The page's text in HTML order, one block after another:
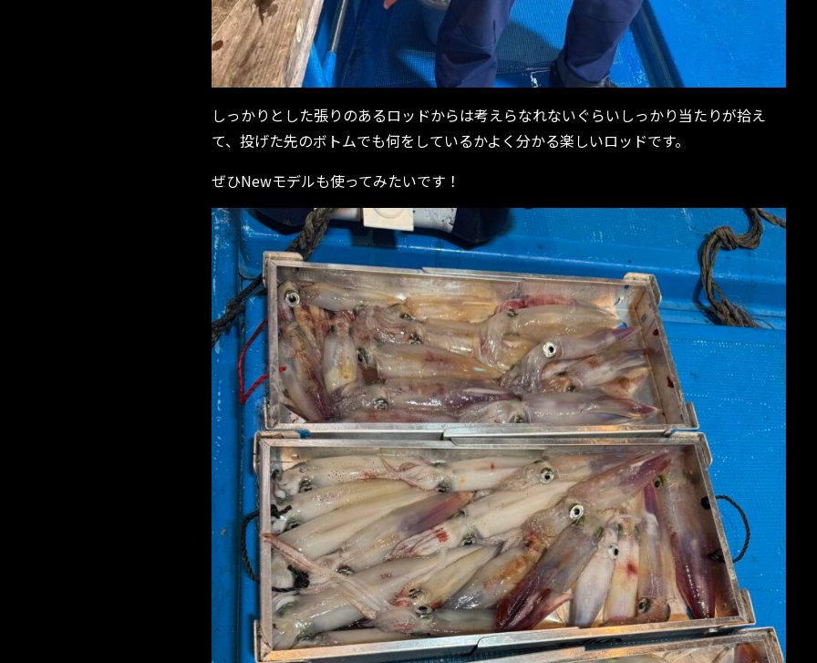
しっかりとした張りのあるロッドからは考えらなれないぐらいしっかり当たりが拾え
て、投げた先のボトムでも何をしているかよく分かる楽しいロッドです。
ぜひNewモデルも使ってみたいです！